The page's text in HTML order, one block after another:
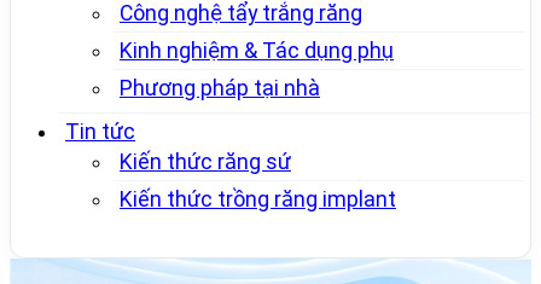
Công nghệ tẩy trắng răng
Kinh nghiệm & Tác dụng phụ
Phương pháp tại nhà
Tin tức
Kiến thức răng sứ
Kiến thức trồng răng implant